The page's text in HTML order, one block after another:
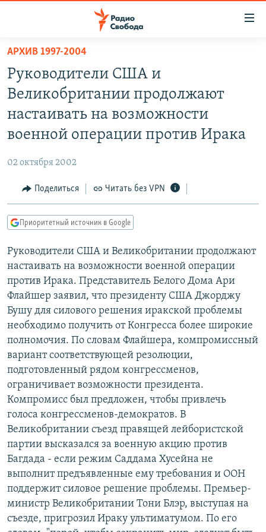
упрощенного
доступа
Вернуться
основному
содержанию
навигации
Вернутся
ПОДКАСТЫ
АВТОРСКИЕ ПРОЕКТЫ
ЦИТАТЫ СВОБОДЫ
КУЛЬТУРА
IDEL.РЕАЛИИ
КАВКАЗ.РЕАЛИИ
СИБИРЬ.РЕАЛИИ
РАСПИСАНИЕ ВЕЩАНИЯ
ПОДПИШИТЕСЬ НА РАССЫЛКУ
СОЦИАЛЬНЫЕ СЕТИ
Все сайты РСЕ/РС
АРХИВ 1997-2004
Руководители США и
Великобритании продолжают
настаивать на возможности
военной операции против Ирака
02 октября 2002
Поделиться Читать без VPN
Приоритетный источник в Google
Руководители США и Великобритании продолжают
настаивать на возможности военной операции
против Ирака. Представитель Белого Дома Ари
Флайшер заявил, что президенту США Джорджу
Бушу для силового решения иракской проблемы
необходимо получить от Конгресса более широкие
полномочия. По словам Флайшера, компромиссный
вариант соответствующей резолюции,
подготовленный рядом конгрессменов,
ограничивает возможности президента.
Компромисс был предложен, чтобы привлечь
голоса конгрессменов-демократов. В
Великобритании съезд правящей лейбористской
партии высказался за военную акцию против
Багдада - если режим Саддама Хусейна не
выполнит предъявленные ему требования и ООН
поддержит силовое решение проблемы. Премьер-
министр Великобритании Тони Блэр, выступая на
съезде, пригрозил Ираку ультиматумом. По его